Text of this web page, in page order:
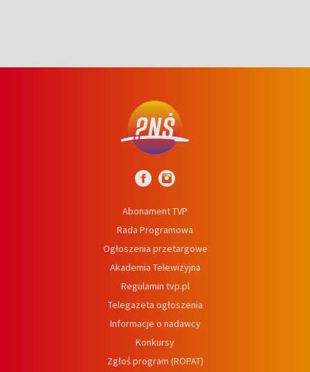
Abonament TVP
Rada Programowa
Ogłoszenia przetargowe
Akademia Telewizyjna
Regulamin tvp.pl
Telegazeta ogłoszenia
Informacje o nadawcy
Konkursy
Zgłoś program (ROPAT)